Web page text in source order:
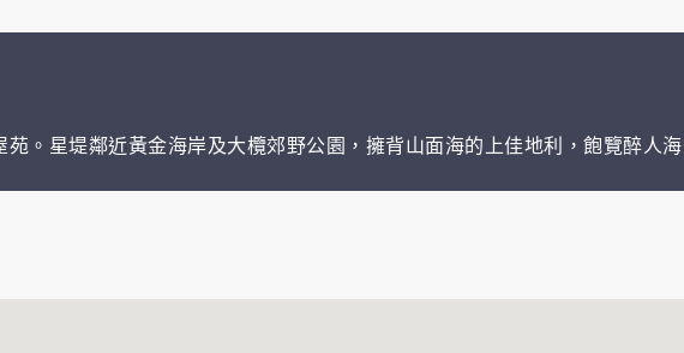
。星堤鄰近黃金海岸及大欖郊野公園，擁背山面海的上佳地利，飽覽醉人海